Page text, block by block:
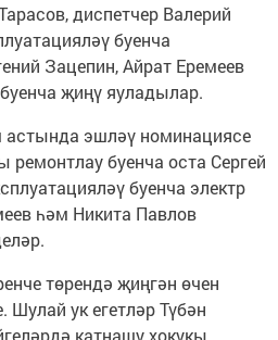
диспетчер Валерий
буенча
Зацепин, Айрат Еремеев
җиңү яуладылар.
астында эшләү номинациясе
буенча оста Сергей
буенча электр
һәм Никита Павлов
төрендә җиңгән өчен
Шулай ук егетләр Түбән
катнашу хокукы